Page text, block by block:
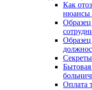
Как
нюансы
Оплата